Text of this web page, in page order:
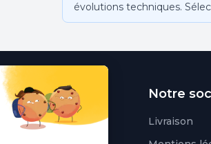
évolutions techniques.
la vente de pièces
Notre
Livraison